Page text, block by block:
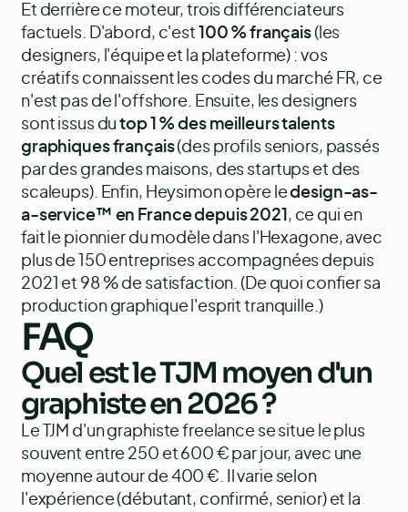
Et derrière ce moteur, trois différenciateurs
factuels. D'abord, c'est 100 % français(les
designers, l'équipe et la plateforme) : vos
créatifs connaissent les codes du marché FR, ce
n'est pas de l'offshore. Ensuite, les designers
sont issus dutop 1 % des meilleurs talents
graphiques français(des profils seniors, passés
par des grandes maisons, des startups et des
scaleups). Enfin, Heysimon opère ledesign-as-
a-service™ en France depuis 2021 , ce qui en
fait le pionnier du modèle dans l'Hexagone, avec
plus de 150 entreprises accompagnées depuis
2021 et 98 % de satisfaction. (De quoi confier sa
production graphique l'esprit tranquille.)
FAQ
Quel est le TJM moyen d'un
graphiste en 2026 ?
Le TJM d'un graphiste freelance se situe le plus
souvent entre 250 et 600 € par jour, avec une
moyenne autour de 400 €. Il varie selon
l'expérience (débutant, confirmé, senior) et la